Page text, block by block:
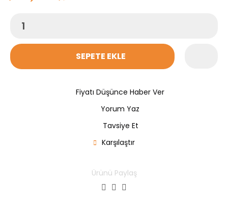
SEPETE EKLE
Fiyatı Düşünce Haber Ver
Yorum Yaz
Tavsiye Et
Karşılaştır
Ürünü Paylaş